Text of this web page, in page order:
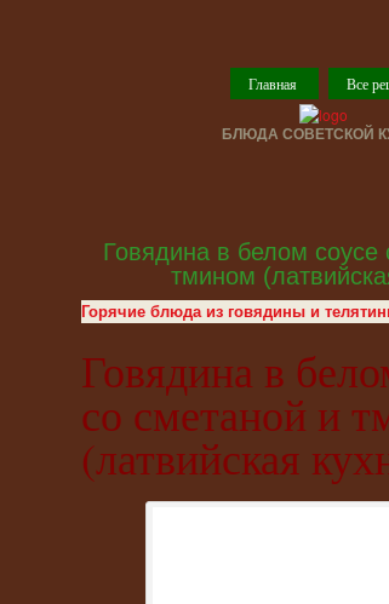
Главная Все
БЛЮДА СОВЕТСКОЙ
Говядина в белом соусе
тмином
Горячие блюда из говядины и
Говядина в
со сметаной и
(латвийская